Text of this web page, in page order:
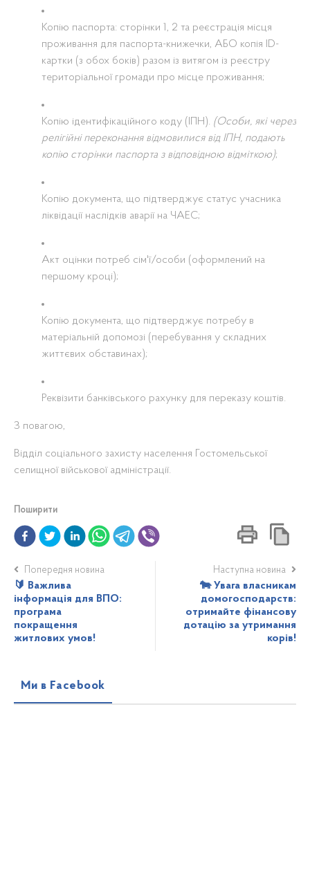
Копію паспорта: сторінки 1, 2 та реєстрація місця
проживання для паспорта-книжечки, АБО копія ID-
картки (з обох боків) разом із витягом із реєстру
територіальної громади про місце проживання;
Копію ідентифікаційного коду (ІПН). (Особи, які через
релігійні переконання відмовилися від ІПН, подають
копію сторінки паспорта з відповідною відміткою);
Копію документа, що підтверджує статус учасника
ліквідації наслідків аварії на ЧАЕС;
Акт оцінки потреб сім'ї/особи (оформлений на
першому кроці);
Копію документа, що підтверджує потребу в
матеріальній допомозі (перебування у складних
життєвих обставинах);
Реквізити банківського рахунку для переказу коштів.
З повагою,
Відділ соціального захисту населення Гостомельської
селищної військової адміністрації.
Поширити
Попередня новина
🔰 Важлива
інформація для ВПО:
програма
покращення
житлових умов!
Наступна новина
🐄 Увага власникам
домогосподарств:
отримайте фінансову
дотацію за утримання
корів!
Ми в Facebook